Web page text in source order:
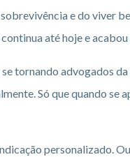
e do viver
até hoje e
tornando advogados
Só que quando
personalizado.